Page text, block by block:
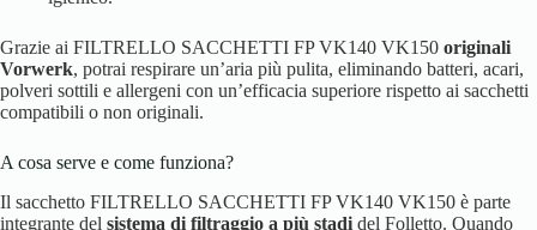
Grazie ai FILTRELLO SACCHETTI FP VK140 VK150 originali
Vorwerk, potrai respirare un’aria più pulita, eliminando batteri, acari,
polveri sottili e allergeni con un’efficacia superiore rispetto ai sacchetti
compatibili o non originali.
A cosa serve e come funziona?
Il sacchetto FILTRELLO SACCHETTI FP VK140 VK150 è parte
integrante del sistema di filtraggio a più stadi del Folletto. Quando